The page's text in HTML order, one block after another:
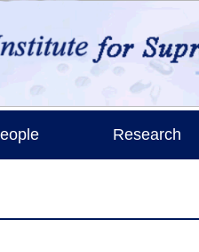
Research